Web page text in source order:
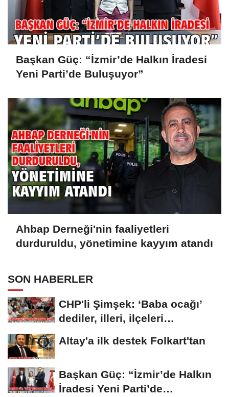
Başkan Güç: “İzmir’de Halkın İradesi
Yeni Parti’de Buluşuyor”
Ahbap Derneği'nin faaliyetleri
durduruldu, yönetimine kayyım atandı
SON HABERLER
CHP'li Şimşek: ‘Baba ocağı’
dediler, illeri, ilçeleri
Altay'a ilk destek Folkart'tan
Başkan Güç: “İzmir’de Halkın
İradesi Yeni Parti’de